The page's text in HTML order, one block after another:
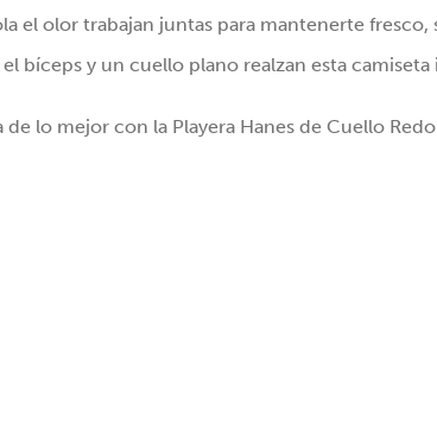
el olor trabajan juntas para mantenerte
el bíceps y un cuello plano realzan esta
lo mejor con la Playera Hanes de Cuello